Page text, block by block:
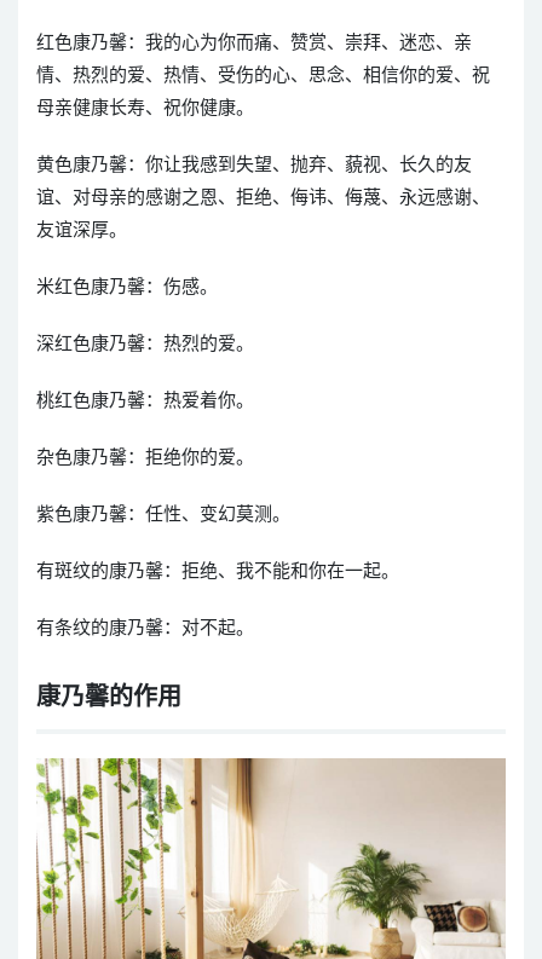
红色康乃馨：我的心为你而痛、赞赏、崇拜、迷恋、亲
情、热烈的爱、热情、受伤的心、思念、相信你的爱、祝
母亲健康长寿、祝你健康。
黄色康乃馨：你让我感到失望、抛弃、藐视、长久的友
谊、对母亲的感谢之恩、拒绝、侮讳、侮蔑、永远感谢、
友谊深厚。
米红色康乃馨：伤感。
深红色康乃馨：热烈的爱。
桃红色康乃馨：热爱着你。
杂色康乃馨：拒绝你的爱。
紫色康乃馨：任性、变幻莫测。
有斑纹的康乃馨：拒绝、我不能和你在一起。
有条纹的康乃馨：对不起。
康乃馨的作用